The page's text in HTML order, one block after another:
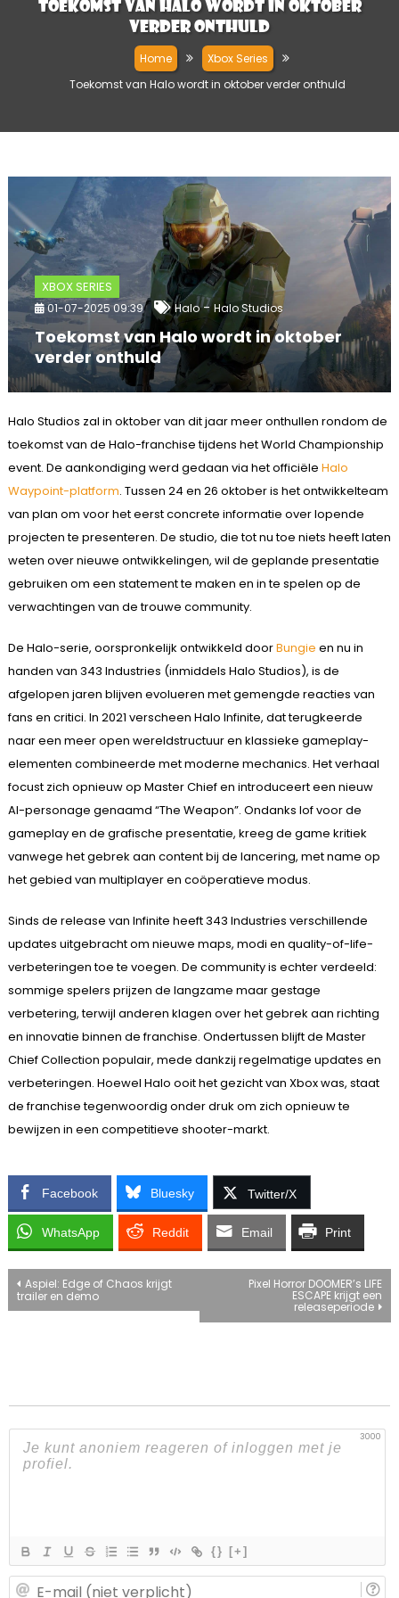
Toekomst van Halo wordt in oktober
verder onthuld
Home
Xbox Series
Toekomst van Halo wordt in oktober verder onthuld
XBOX SERIES
01-07-2025 09:39 Halo-Halo Studios
Toekomst van Halo wordt in oktober
verder onthuld
Halo Studios zal in oktober van dit jaar meer onthullen rondom de
toekomst van de Halo-franchise tijdens het World Championship
event. De aankondiging werd gedaan via het officiële Halo
Waypoint-platform. Tussen 24 en 26 oktober is het ontwikkelteam
van plan om voor het eerst concrete informatie over lopende
projecten te presenteren. De studio, die tot nu toe niets heeft laten
weten over nieuwe ontwikkelingen, wil de geplande presentatie
gebruiken om een ​​statement te maken en in te spelen op de
verwachtingen van de trouwe community.
De Halo-serie, oorspronkelijk ontwikkeld doorBungie en nu in
handen van 343 Industries (inmiddels Halo Studios), is de
afgelopen jaren blijven evolueren met gemengde reacties van
fans en critici. In 2021 verscheen Halo Infinite, dat terugkeerde
naar een meer open wereldstructuur en klassieke gameplay-
elementen combineerde met moderne mechanics. Het verhaal
focust zich opnieuw op Master Chief en introduceert een nieuw
AI-personage genaamd “The Weapon”. Ondanks lof voor de
gameplay en de grafische presentatie, kreeg de game kritiek
vanwege het gebrek aan content bij de lancering, met name op
het gebied van multiplayer en coöperatieve modus.
Sinds de release van Infinite heeft 343 Industries verschillende
updates uitgebracht om nieuwe maps, modi en quality-of-life-
verbeteringen toe te voegen. De community is echter verdeeld:
sommige spelers prijzen de langzame maar gestage
verbetering, terwijl anderen klagen over het gebrek aan richting
en innovatie binnen de franchise. Ondertussen blijft de Master
Chief Collection populair, mede dankzij regelmatige updates en
verbeteringen. Hoewel Halo ooit het gezicht van Xbox was, staat
de franchise tegenwoordig onder druk om zich opnieuw te
bewijzen in een competitieve shooter-markt.
Facebook Bluesky Twitter/X
WhatsApp Reddit Email Print
Bericht
Aspiel: Edge of Chaos krijgt
trailer en demo
Pixel Horror DOOMER’s LIFE
ESCAPE krijgt een
releaseperiode
3000
{} [+]